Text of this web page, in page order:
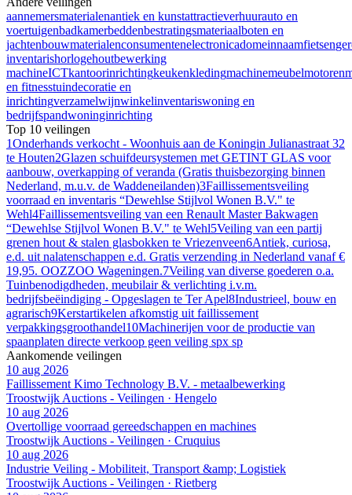
aannemersmaterialenantiek en kunstattractieverhuurauto en
voertuigenbadkamerbeddenbestratingsmateriaalboten en
jachtenbouwmaterialenconsumentenelectronicadomeinnaamfietsen
inventarishorlogehoutbewerking
machineICTkantoorinrichtingkeukenkledingmachinemeubelmotoren
en fitnesstuindecoratie en
inrichtingverzamelwijnwinkelinventariswoning en
bedrijfspandwoninginrichting
Top 10 veilingen
1Onderhands verkocht - Woonhuis aan de Koningin Julianastraat 32
te Houten2Glazen schuifdeursystemen met GETINT GLAS voor
aanbouw, overkapping of veranda (Gratis thuisbezorging binnen
Nederland, m.u.v. de Waddeneilanden)3Faillissementsveiling
voorraad en inventaris “Dewehlse Stijlvol Wonen B.V." te
Wehl4Faillissementsveiling van een Renault Master Bakwagen
“Dewehlse Stijlvol Wonen B.V." te Wehl5Veiling van een partij
grenen hout & stalen glasbokken te Vriezenveen6Antiek, curiosa,
e.d. uit nalatenschappen e.d. Gratis verzending in Nederland vanaf €
19,95. OOZZOO Wageningen.7Veiling van diverse goederen o.a.
Tuinbenodigdheden, meubilair & verlichting i.v.m.
bedrijfsbeëindiging - Opgeslagen te Ter Apel8Industrieel, bouw en
agrarisch9Kerstartikelen afkomstig uit faillissement
verpakkingsgroothandel10Machinerijen voor de productie van
spaanplaten directe verkoop geen veiling spx sp
Aankomende veilingen
10 aug 2026
Faillissement Kimo Technology B.V. - metaalbewerking
Troostwijk Auctions - Veilingen · Hengelo
10 aug 2026
Overtollige voorraad gereedschappen en machines
Troostwijk Auctions - Veilingen · Cruquius
10 aug 2026
Industrie Veiling - Mobiliteit, Transport &amp; Logistiek
Troostwijk Auctions - Veilingen · Rietberg